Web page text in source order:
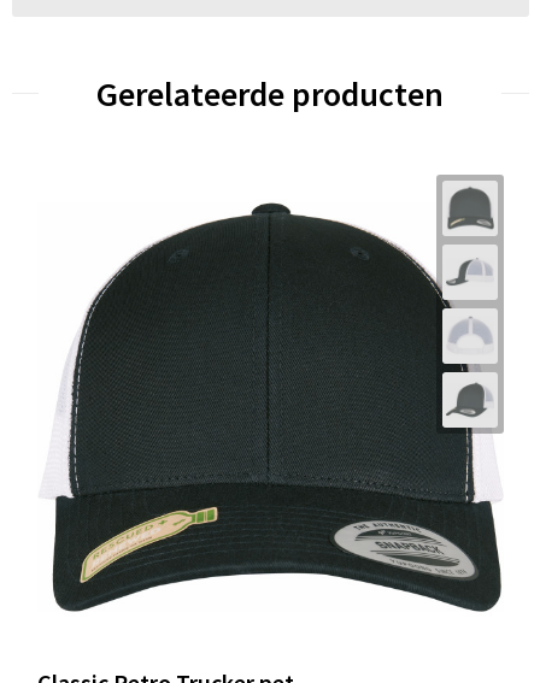
Gerelateerde producten